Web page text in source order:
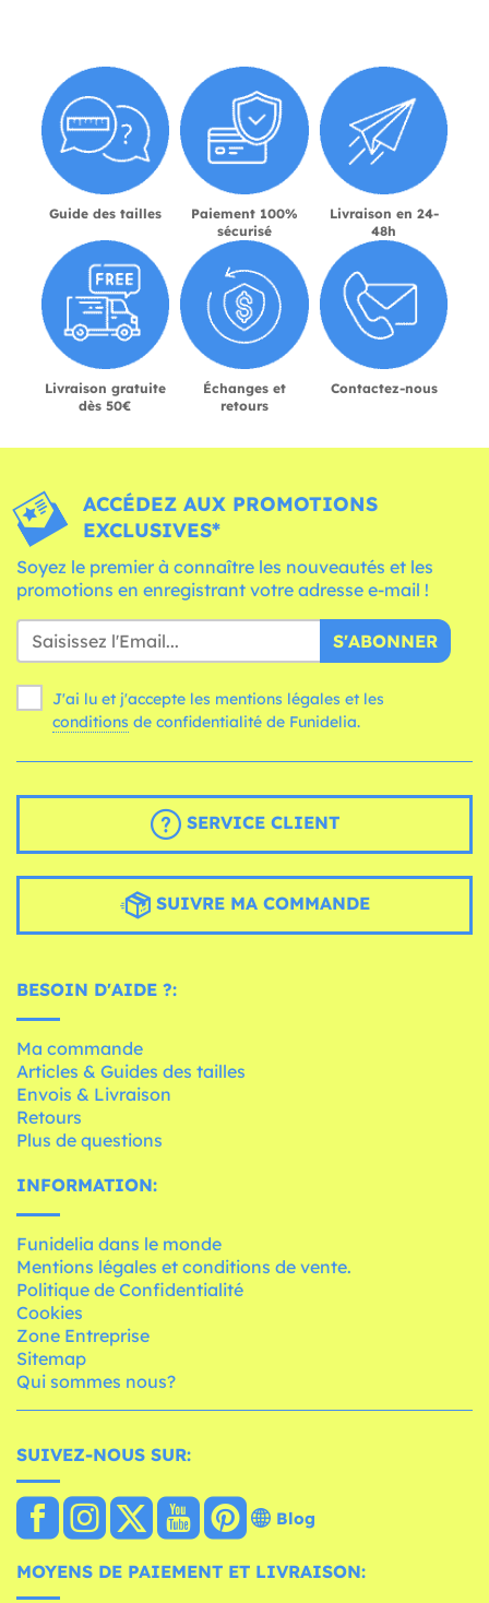
Guide des tailles
Paiement 100%
sécurisé
Livraison en 24-
48h
Livraison gratuite
dès 50€
Échanges et
retours
Contactez-nous
ACCÉDEZ AUX PROMOTIONS
EXCLUSIVES*
Soyez le premier à connaître les nouveautés et les
promotions en enregistrant votre adresse e-mail !
S'ABONNER
J'ai lu et j'accepte les mentions légales et les
conditions de confidentialité de Funidelia.
SERVICE CLIENT
SUIVRE MA COMMANDE
BESOIN D'AIDE ?:
Ma commande
Articles & Guides des tailles
Envois & Livraison
Retours
Plus de questions
INFORMATION:
Funidelia dans le monde
Mentions légales et conditions de vente.
Politique de Confidentialité
Cookies
Zone Entreprise
Sitemap
Qui sommes nous?
SUIVEZ-NOUS SUR:
Blog
MOYENS DE PAIEMENT ET LIVRAISON: